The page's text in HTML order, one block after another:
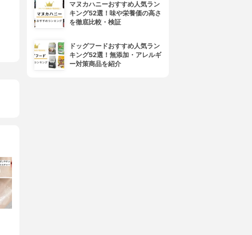
マヌカハニーおすすめ人気ラン
キング52選！味や栄養価の高さ
を徹底比較・検証
ドッグフードおすすめ人気ラン
キング52選！無添加・アレルギ
ー対策商品を紹介